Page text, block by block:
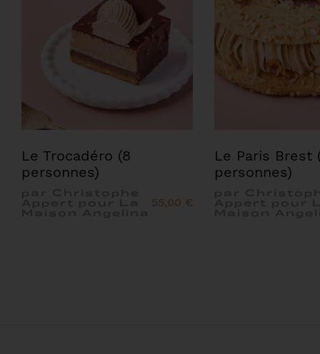
Le Trocadéro (8
personnes)
55,00 €
Le Paris Brest
personnes)